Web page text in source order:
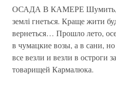
ОСАДА В КАМЕРЕ Шумить,
землі гнеться. Краще жити
вернеться… Прошло лето,
в чумацкие возы, а в сани,
все везли и везли в остроги
товарищей Кармалюка.